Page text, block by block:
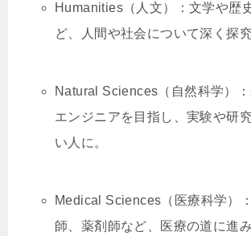
Humanities（人文）：文学や歴
ど、人間や社会について深く探
Natural Sciences（自然科学）
エンジニアを目指し、実験や研
い人に。
Medical Sciences（医療科学）
師、薬剤師など、医療の道に進